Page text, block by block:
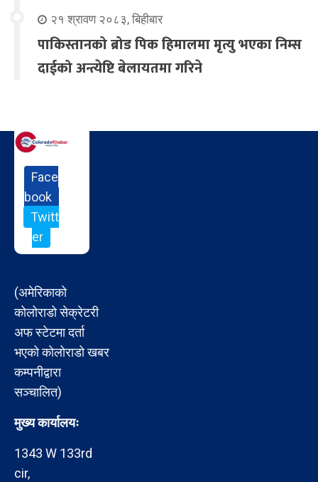
२१ श्रावण २०८३, बिहीबार
पाकिस्तानको ब्रोड पिक हिमालमा मृत्यु भएका निम्स
दाईको अन्त्येष्टि बेलायतमा गरिने
Face
book
Twitt
er
(अमेरिकाको
कोलोराडो सेक्रेटरी
अफ स्टेटमा दर्ता
भएको कोलोराडो खबर
कम्पनीद्वारा
सञ्चालित)
मुख्य कार्यालयः
1343 W 133rd
cir,